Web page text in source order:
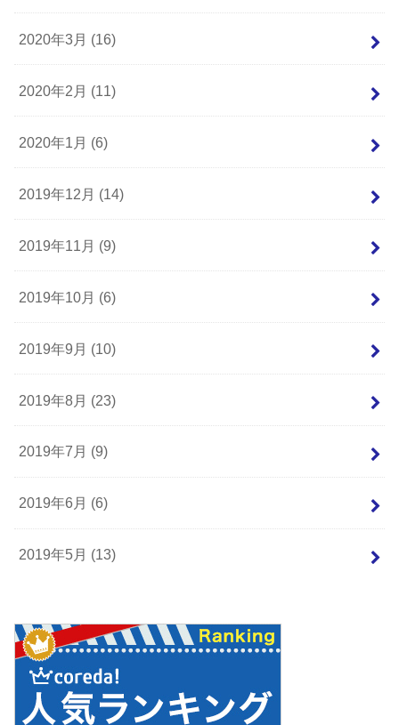
2020年3月 (16)
2020年2月 (11)
2020年1月 (6)
2019年12月 (14)
2019年11月 (9)
2019年10月 (6)
2019年9月 (10)
2019年8月 (23)
2019年7月 (9)
2019年6月 (6)
2019年5月 (13)